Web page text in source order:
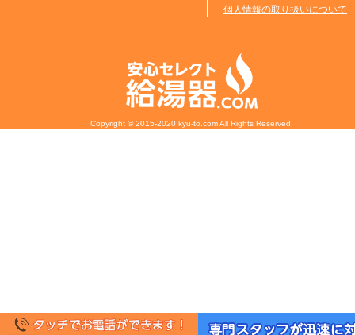
― 個人情報の取り扱いについて
Copyright © 2015-2020 kyu-to.com All Rights Reserved.